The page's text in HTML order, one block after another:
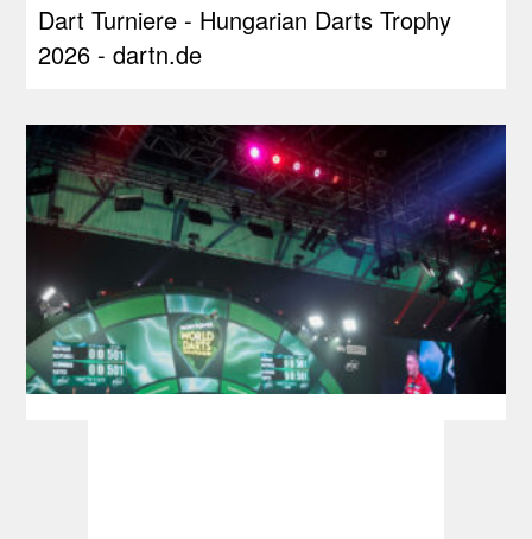
Dart Turniere - Hungarian Darts Trophy
2026 - dartn.de